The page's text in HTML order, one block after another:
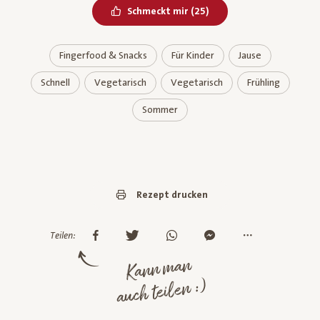
Schmeckt mir Bereits geliked
(25)
Fingerfood & Snacks Für Kinder Jause
Schnell Vegetarisch Vegetarisch Frühling
Sommer
Rezept drucken
Teilen:
Kann man
auch teilen :)